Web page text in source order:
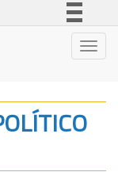
à informação